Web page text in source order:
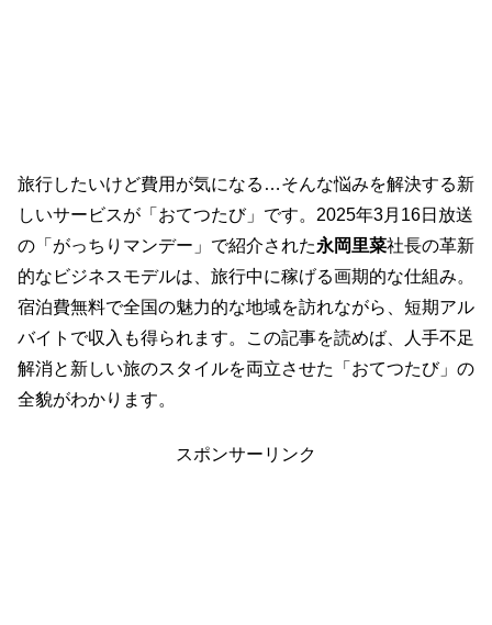
旅行したいけど費用が気になる…そんな悩みを解決する新
しいサービスが「おてつたび」です。2025年3月16日放送
の「がっちりマンデー」で紹介された永岡里菜社長の革新
的なビジネスモデルは、旅行中に稼げる画期的な仕組み。
宿泊費無料で全国の魅力的な地域を訪れながら、短期アル
バイトで収入も得られます。この記事を読めば、人手不足
解消と新しい旅のスタイルを両立させた「おてつたび」の
全貌がわかります。
スポンサーリンク